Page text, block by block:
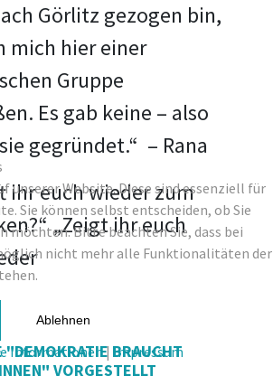
Görlitz gezogen bin,
mich hier einer
Gruppe
Es gab keine – also
gegründet.“ – Rana
ihr euch wieder zum
„Zeigt ihr euch
"DEMOKRATIE BRAUCHT
VORGESTELLT
unserer Website. Diese sind essenziell für
Sie können selbst entscheiden, ob Sie
möchten. Bitte beachten Sie, dass bei
nicht mehr alle Funktionalitäten der
Ablehnen
Informationen| Impressum